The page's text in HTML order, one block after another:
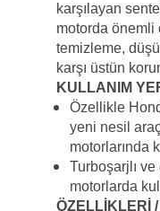
karşılayan
motorda önemli
temizleme,
karşı üstün
KULLANIM
Özellikle
yeni nesil
motorlarında
Turboşarjlı
motorlarda
ÖZELLİKLERİ